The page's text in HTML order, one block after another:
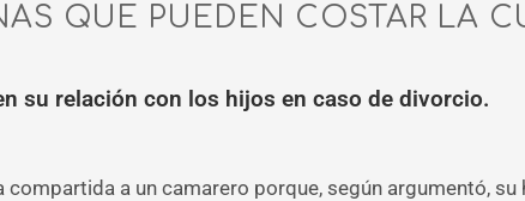
QUE PUEDEN COSTAR LA
su relación con los hijos en caso de divorcio.
a un camarero porque, según argumentó, su